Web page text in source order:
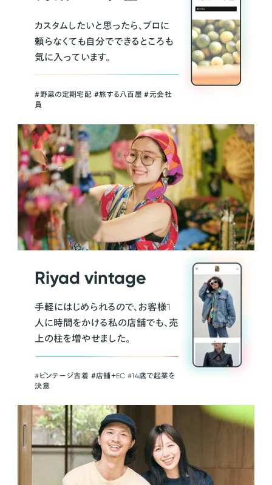
カスタムしたいと思ったら、プロに
頼らなくても自分でできるところも
気に入っています。
＃野菜の定期宅配 ＃旅する八百屋 ＃元会社
員
Riyad vintage
手軽にはじめられるので、お客様1
人に時間をかける私の店舗でも、売
上の柱を増やせました。
#ビンテージ古着 ＃店舗＋EC #14歳で起業を
決意